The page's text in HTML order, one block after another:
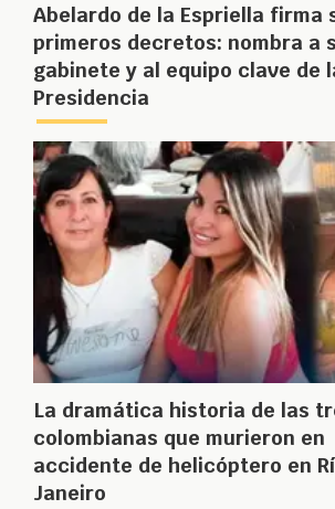
Abelardo de la Espriella firma
primeros decretos: nombra a
gabinete y al equipo clave de
Presidencia
La dramática historia de las
colombianas que murieron en
accidente de helicóptero en
Janeiro